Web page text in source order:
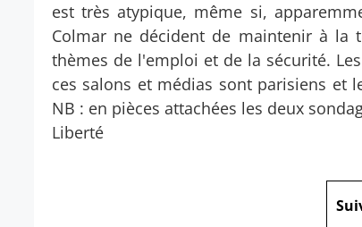
est très atypique, même si,
Colmar ne décident de maintenir à la
thèmes de l'emploi et de la sécurité.
ces salons et médias sont parisiens et
NB : en pièces attachées les deux
Liberté